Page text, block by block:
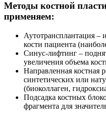
Методы костной
применяем:
Аутотрансплантация –
кости пациента
Синус-лифтинг –
увеличения объема
Направленная костная
синтетических или
(биоколлаген,
Подсадка костных
фрагмента для